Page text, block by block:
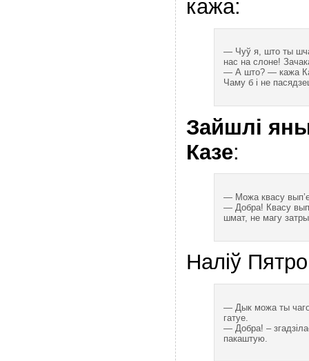
кажа:
— Чуў я, што ты
нас на слоне!
— А што? — кажа
Чаму б і не
Зайшлі
Казе:
— Можа квасу
— Добра! Квасу
шмат, не магу
Наліў
— Дык можа ты
гатуе.
— Добра! –
пакаштую.